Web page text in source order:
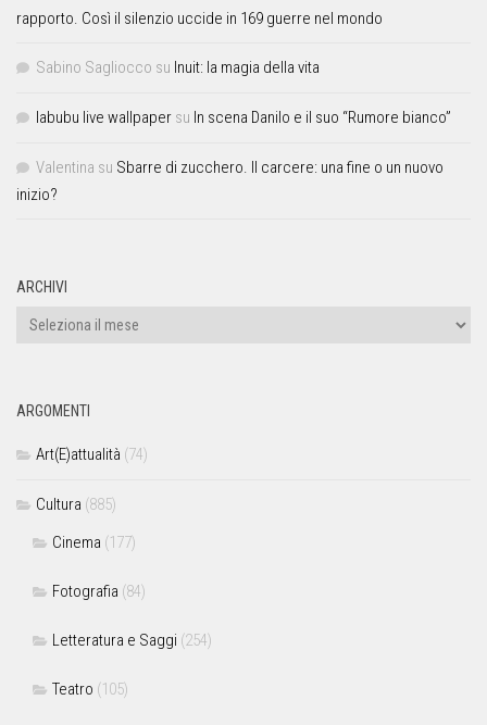
rapporto. Così il silenzio uccide in 169 guerre nel mondo
Sabino Sagliocco su Inuit: la magia della vita
labubu live wallpaper su In scena Danilo e il suo “Rumore bianco”
Valentina su Sbarre di zucchero. Il carcere: una fine o un nuovo
inizio?
ARCHIVI
ARGOMENTI
Art(E)attualità (74)
Cultura (885)
Cinema (177)
Fotografia (84)
Letteratura e Saggi (254)
Teatro (105)